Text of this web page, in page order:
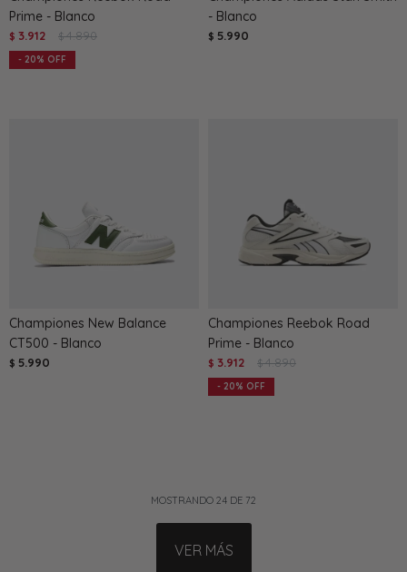
Prime - Blanco
$ 3.912 $ 4.890
20
- Blanco
$ 5.990
Championes New Balance
CT500 - Blanco
$ 5.990
Championes Reebok Road
Prime - Blanco
$ 3.912 $ 4.890
20
MOSTRANDO 24 DE 72
VER MÁS